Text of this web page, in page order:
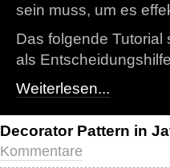
sein muss, um es
Das folgende
als
Weiterlesen...
Decorator Pattern in
Kommentare